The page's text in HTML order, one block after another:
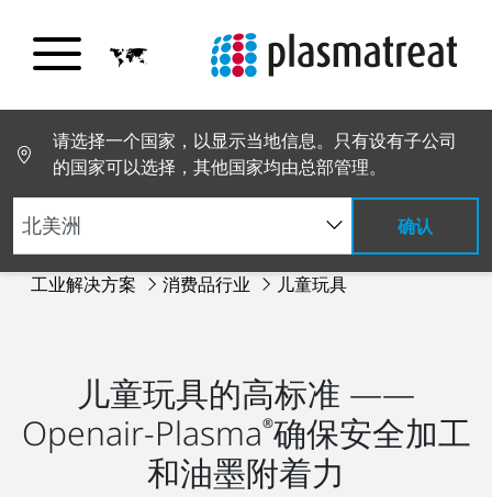
请选择一个国家，以显示当地信息。只有设有子公司
的国家可以选择，其他国家均由总部管理。
确认
工业解决方案 消费品行业 儿童玩具
儿童玩具的高标准 ——
Openair-Plasma®确保安全加工
和油墨附着力